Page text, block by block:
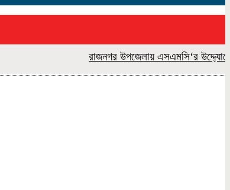
রাজনগর উপজেলায় এসএমসি‘র উদ্দ্যোগে